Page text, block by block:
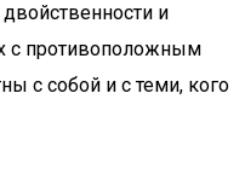
и
с противоположным
с собой и с теми, кого